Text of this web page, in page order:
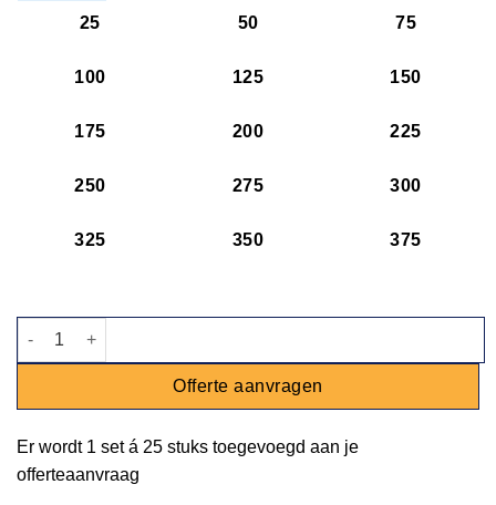
25 50 75
100 125 150
175 200 225
250 275 300
325 350 375
Waterglas Cosy aantal
Offerte aanvragen
Er wordt 1 setá 25 stuks toegevoegd aan je
offerteaanvraag